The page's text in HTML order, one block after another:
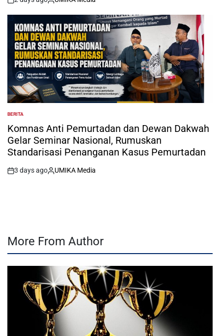
on
Posted
by
POSTED
IN
BERITA
Komnas Anti Pemurtadan dan Dewan Dakwah
Gelar Seminar Nasional, Rumuskan
Standarisasi Penanganan Kasus Pemurtadan
on
3 days ago
Posted
UMIKA Media
More From Author